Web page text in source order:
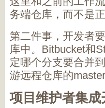
务端仓库，而不是正
第二件事，开发者
库中。Bitbucket和
定哪个分支要合并
游远程仓库的master
项目维护者集